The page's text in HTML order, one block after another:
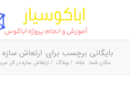
بایگانی برچسب برای: ارتعاش سازه
مکان شما: خانه / وبلاگ / ارتعاش سازه در اثر